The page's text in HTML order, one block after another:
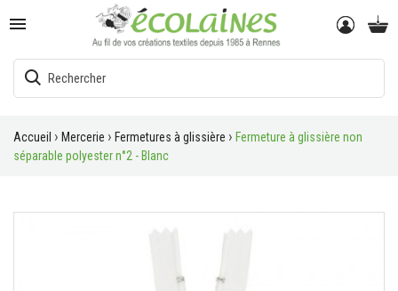

Accueil Mercerie Fermetures à glissière
Fermeture à glissière non
séparable polyester n°2 - Blanc